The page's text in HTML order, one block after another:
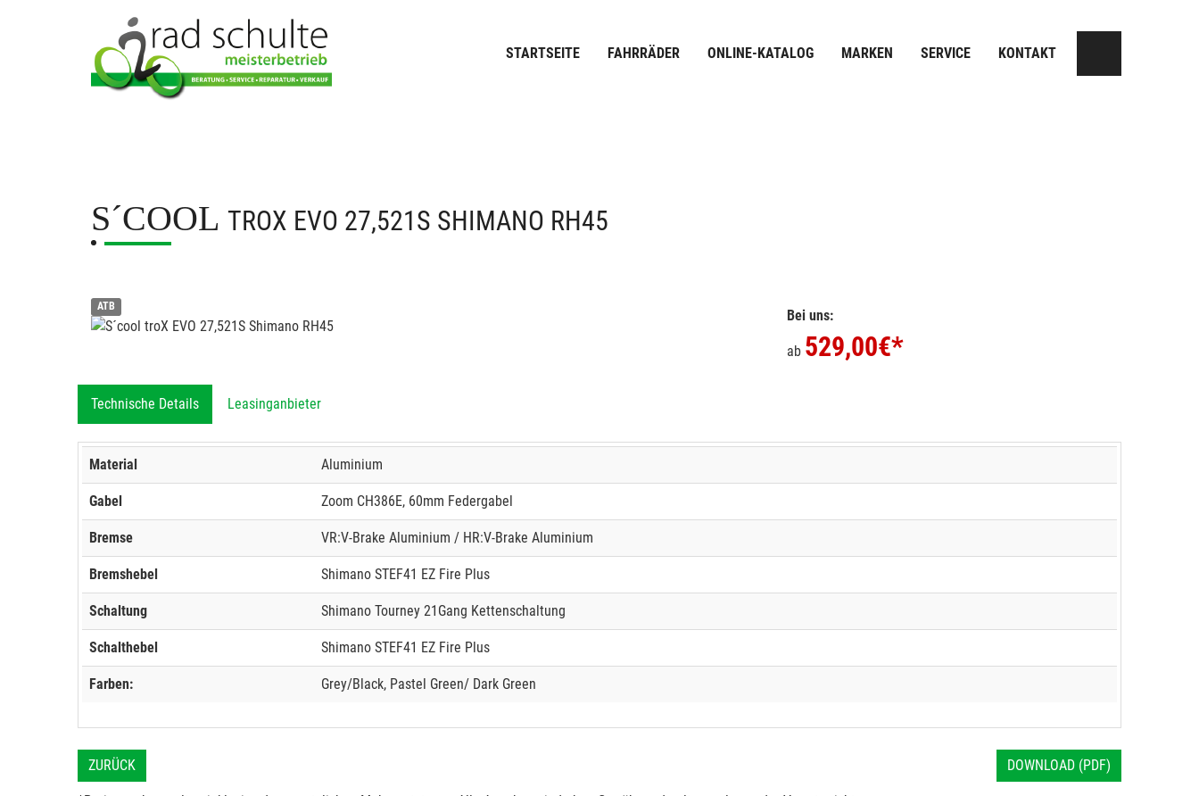
STARTSEITE FAHRRÄDER ONLINE-KATALOG MARKEN SERVICE KONTAKT
S´COOL TROX EVO 27,521S SHIMANO RH45
ATB
Bei uns:
ab 529,00€*
Technische Details Leasinganbieter
Material Aluminium
Gabel Zoom CH386E, 60mm Federgabel
Bremse VR:V-Brake Aluminium / HR:V-Brake Aluminium
Bremshebel Shimano STEF41 EZ Fire Plus
Schaltung Shimano Tourney 21Gang Kettenschaltung
Schalthebel Shimano STEF41 EZ Fire Plus
Farben: Grey/Black, Pastel Green/ Dark Green
ZURÜCK DOWNLOAD (PDF)